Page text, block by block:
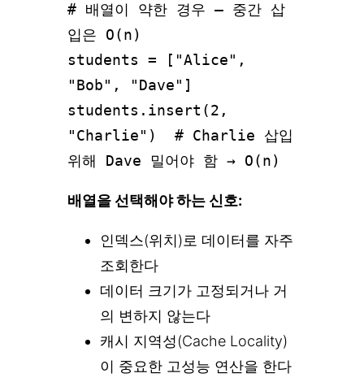
# 배열이 약한 경우 — 중간 삽
입은 O(n)
students = ["Alice",
"Bob", "Dave"]
students.insert(2,
"Charlie")  # Charlie 삽입
위해 Dave 밀어야 함 → O(n)
배열을 선택해야 하는 신호:
인덱스(위치)로 데이터를 자주
조회한다
데이터 크기가 고정되거나 거
의 변하지 않는다
캐시 지역성(Cache Locality)
이 중요한 고성능 연산을 한다